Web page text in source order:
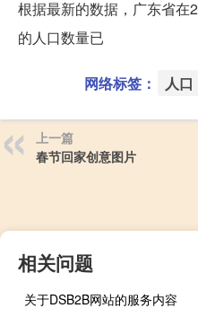
根据最新的数据，广东省在
的人口数量已
网络标签： 人口
上一篇
春节回家创意图片
相关问题
关于DSB2B网站的服务内容